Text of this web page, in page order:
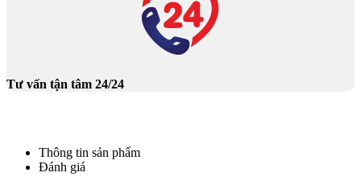
Tư vấn tận tâm 24/24
Thông tin sản phẩm
Đánh giá